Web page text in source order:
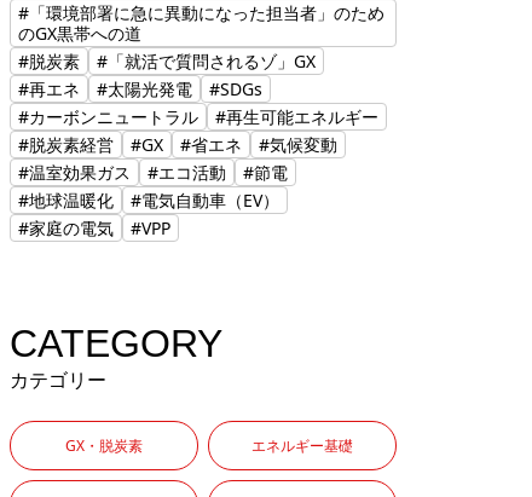
#「環境部署に急に異動になった担当者」のため
のGX黒帯への道
#脱炭素
#「就活で質問されるゾ」GX
#再エネ
#太陽光発電
#SDGs
#カーボンニュートラル
#再生可能エネルギー
#脱炭素経営
#GX #省エネ
#気候変動
#温室効果ガス
#エコ活動
#節電
#地球温暖化
#電気自動車（EV）
#家庭の電気
#VPP
CATEGORY
カテゴリー
GX・脱炭素 エネルギー基礎